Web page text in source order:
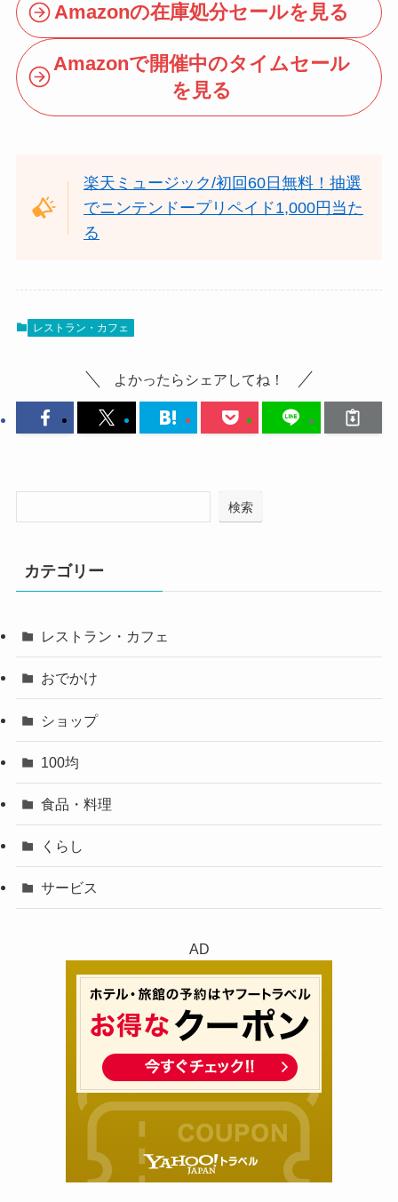
Amazonの在庫処分セールを見る
Amazonで開催中のタイムセール
を見る
楽天ミュージック/初回60日無料！抽選
でニンテンドープリペイド1,000円当た
る
レストラン・カフェ
よかったらシェアしてね！
検索
カテゴリー
レストラン・カフェ
おでかけ
ショップ
100均
食品・料理
くらし
サービス
AD